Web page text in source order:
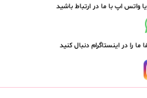
واتس اپ با ما در ارتباط باشید
را در اینستاگرام دنبال کنید